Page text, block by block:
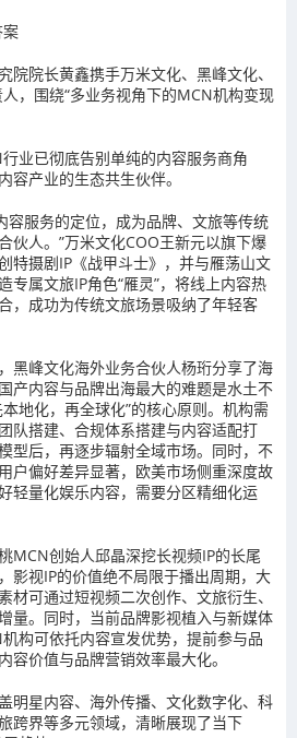
院院长黄鑫携手万米文化、黑峰文化、
，围绕“多业务视角下的MCN机构变现
业已彻底告别单纯的内容服务商角
容产业的生态共生伙伴。
容服务的定位，成为品牌、文旅等传统
伙人。”万米文化COO王新元以旗下爆
特摄剧IP《战甲斗士》，并与雁荡山文
专属文旅IP角色“雁灵”，将线上内容热
，成功为传统文旅场景吸纳了年轻客
黑峰文化海外业务合伙人杨珩分享了海
产内容与品牌出海最大的难题是水土不
地化，再全球化”的核心原则。机构需
队搭建、合规体系搭建与内容适配打
型后，再逐步辐射全域市场。同时，不
户偏好差异显著，欧美市场侧重深度故
轻量化娱乐内容，需要分区精细化运
MCN创始人邱晶深挖长视频IP的长尾
影视IP的价值绝不局限于播出周期，大
材可通过短视频二次创作、文旅衍生、
量。同时，当前品牌影视植入与新媒体
构可依托内容宣发优势，提前参与品
容价值与品牌营销效率最大化。
明星内容、海外传播、文化数字化、科
跨界等多元领域，清晰展现了当下